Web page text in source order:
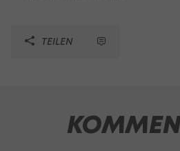
TEILEN